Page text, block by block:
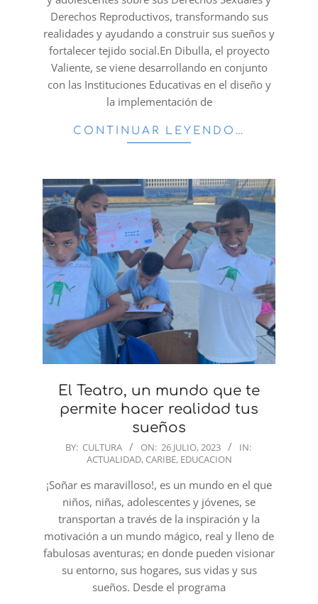
Derechos Reproductivos, transformando sus
realidades y ayudando a construir sus sueños y
fortalecer tejido social.En Dibulla, el proyecto
Valiente, se viene desarrollando en conjunto
con las Instituciones Educativas en el diseño y
la implementación de
CONTINUAR LEYENDO…
El Teatro, un mundo que te
permite hacer realidad tus
sueños
2023-
26
BY: CULTURA ON: 26 JULIO, 2023
IN:
ACTUALIDAD, CARIBE, EDUCACION
¡Soñar es maravilloso!, es un mundo en el que
niños, niñas, adolescentes y jóvenes, se
transportan a través de la inspiración y la
motivación a un mundo mágico, real y lleno de
fabulosas aventuras; en donde pueden visionar
su entorno, sus hogares, sus vidas y sus
sueños. Desde el programa